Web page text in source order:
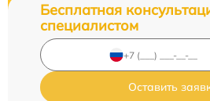
Бесплатная
специалистом
Оставить